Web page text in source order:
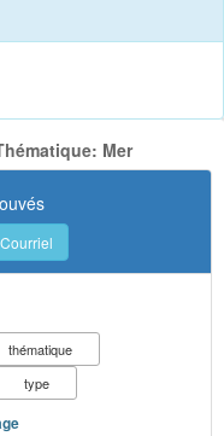
Mer
Courriel
thématique
type